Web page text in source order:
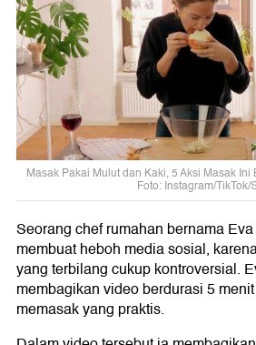
Masak Pakai Mulut dan Kaki, 5 Aksi Masak
Foto: Instagram/TikTok/
Seorang chef rumahan bernama
membuat heboh media sosial,
yang terbilang cukup kontroversial.
membagikan video berdurasi 5
memasak yang praktis.